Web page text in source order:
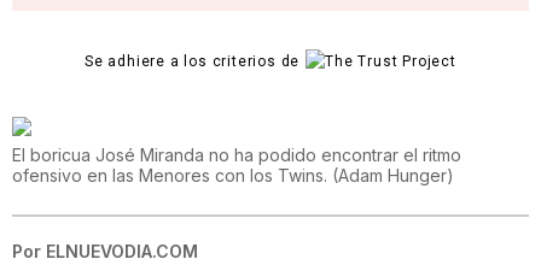
Se adhiere a los criterios de
El boricua José Miranda no ha podido encontrar el ritmo
ofensivo en las Menores con los Twins. (Adam Hunger)
Por ELNUEVODIA.COM